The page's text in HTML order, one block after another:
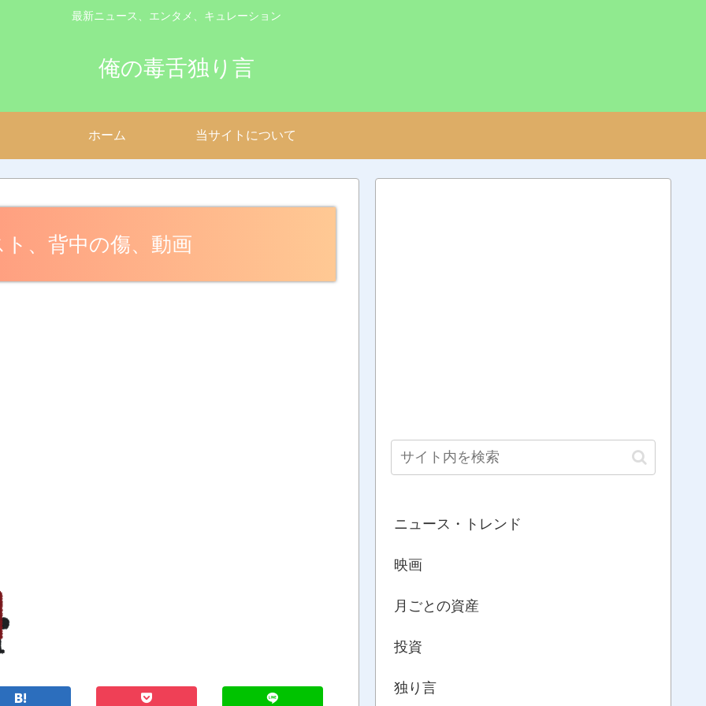
最新ニュース、エンタメ、キュレーション
俺の毒舌独り言
ホーム 当サイトについて
、背中の傷、動画
ニュース・トレンド
映画
月ごとの資産
投資
独り言